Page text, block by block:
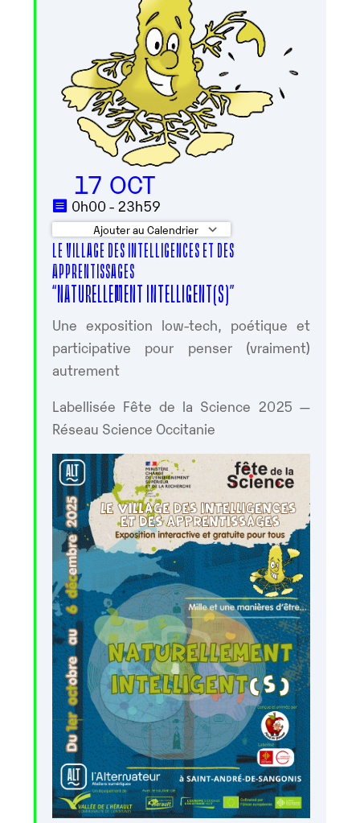
17 OCT
0h00 - 23h59
Ajouter au Calendrier
Télécharger ICS
LE VILLAGE DES INTELLIGENCES ET DES
APPRENTISSAGES
“NATURELLEMENT INTELLIGENT(S)”
Une exposition low-tech, poétique et
participative pour penser (vraiment)
autrement
Labellisée Fête de la Science 2025 —
Réseau Science Occitanie